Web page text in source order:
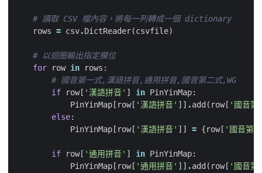
# 讀取 CSV 檔內容，將每一列轉成一個 dictionary
rows = csv.DictReader(csvfile)
# 以迴圈輸出指定欄位
for
row in rows :
# 國音第一式,漢語拼音,通用拼音,國音第二式,WG
if
row[ '漢語拼音' ] in PinYinMap:
PinYinMap [ row[ '漢語拼音' ]] .add ( row[ '國音第
else:
PinYinMap [ row[ '漢語拼音' ]] = {row[ '國音第
if row[ '通用拼音' ] in PinYinMap:
PinYinMap [ row[ '通用拼音' ]] .add ( row[ '國音第